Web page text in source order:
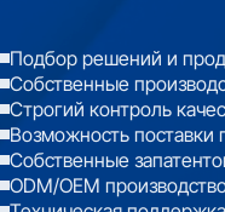
Подбор решений и
Собственные
Строгий контроль
Возможность
Собственные
ODM/OEM